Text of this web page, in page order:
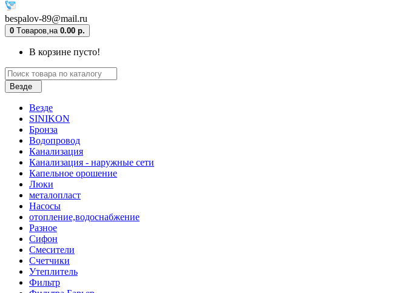
bespalov-89@mail.ru
0 Tоваров,на 0.00 р.
В корзине пусто!
Везде
Везде
SINIKON
Бронза
Водопровод
Канализация
Канализация - наружные сети
Капельное орошение
Люки
металопласт
Насосы
отопление,водоснабжение
Разное
Сифон
Смесители
Счетчики
Утеплитель
Фильтр